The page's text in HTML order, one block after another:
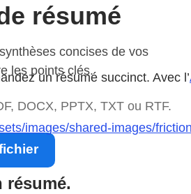
résumé
concises de vos
les points clés.
DOCX, PPTX, TXT ou RTF.
un résumé succinct. Avec l’
images/shared-images/
résumé.